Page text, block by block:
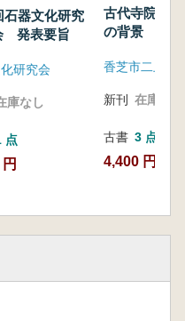
土師器-肥前西部-
貴史・松元一浩
行
る弥生時代終末期
大庭敏男
石器文化研究
発表要旨
研究会
庫なし
点
古代寺院の
の背景
新刊 在庫なし
古書 3 点
4,400 円~